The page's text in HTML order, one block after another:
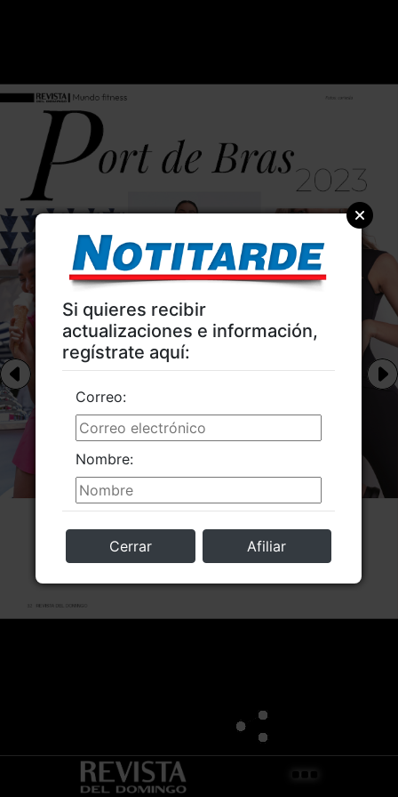
Si quieres recibir
actualizaciones e información,
regístrate aquí:
Nombre:
Correo:
Cerrar Afiliar